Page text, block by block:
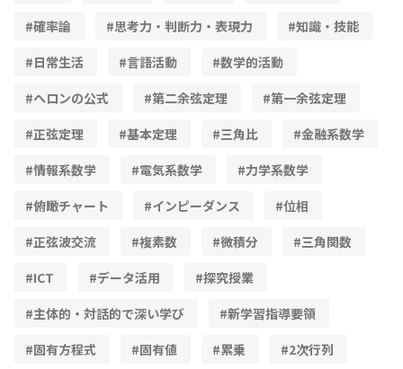
確率論
思考力・判断力・表現力
知識・技能
日常生活
言語活動
数学的活動
ヘロンの公式
第二余弦定理
第一余弦定理
正弦定理
基本定理 三角比
金融系数学
情報系数学
電気系数学
力学系数学
俯瞰チャート
インピーダンス
位相
正弦波交流
複素数 微積分
三角関数
ICT
データ活用
探究授業
主体的・対話的で深い学び
新学習指導要領
固有方程式
固有値 累乗
2次行列